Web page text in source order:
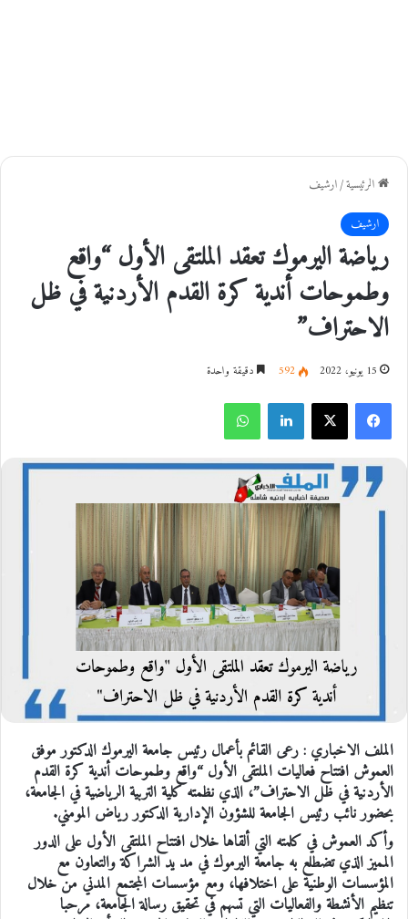
الرئيسية/ارشيف
ارشيف
رياضة اليرموك تعقد الملتقى الأول “واقع
وطموحات أندية كرة القدم الأردنية في ظل
الاحتراف”
15 يونيو، 2022 592 دقيقة واحدة
فيسبوك
الملف الاخباري : رعى القائم بأعمال رئيس جامعة اليرموك الدكتور موفق
العموش افتتاح فعاليات الملتقى الأول “واقع وطموحات أندية كرة القدم
الأردنية في ظل الاحتراف”، الذي نظمته كلية التربية الرياضية في الجامعة،
بحضور نائب رئيس الجامعة للشؤون الإدارية الدكتور رياض المومني.
وأكد العموش في كلمته التي ألقاها خلال افتتاح الملتقى الأول على الدور
المميز الذي تضطلع به جامعة اليرموك في مد يد الشراكة والتعاون مع
المؤسسات الوطنية على اختلافها، ومع مؤسسات المجتمع المدني من خلال
تنظيم الأنشطة والفعاليات التي تسهم في تحقيق رسالة الجامعة، مرحبا